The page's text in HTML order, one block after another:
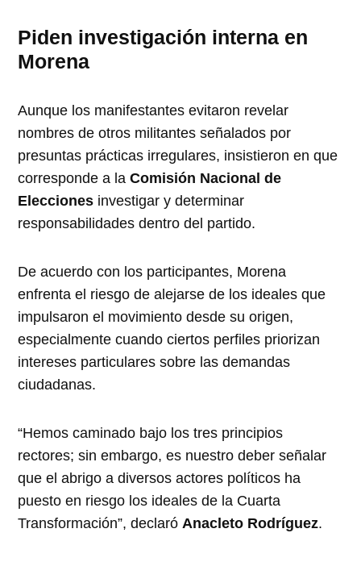
Piden investigación interna en
Morena
Aunque los manifestantes evitaron revelar
nombres de otros militantes señalados por
presuntas prácticas irregulares, insistieron en que
corresponde a laComisión Nacional de
Elecciones investigar y determinar
responsabilidades dentro del partido.
De acuerdo con los participantes, Morena
enfrenta el riesgo de alejarse de los ideales que
impulsaron el movimiento desde su origen,
especialmente cuando ciertos perfiles priorizan
intereses particulares sobre las demandas
ciudadanas.
“Hemos caminado bajo los tres principios
rectores; sin embargo, es nuestro deber señalar
que el abrigo a diversos actores políticos ha
puesto en riesgo los ideales de la Cuarta
Transformación”, declaró Anacleto Rodríguez.